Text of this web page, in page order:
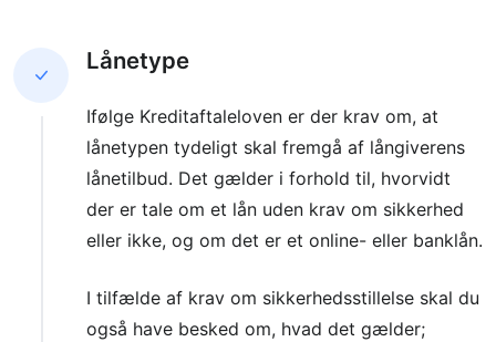
Lånetype
Ifølge Kreditaftaleloven er der krav om, at
lånetypen tydeligt skal fremgå af långiverens
lånetilbud. Det gælder i forhold til, hvorvidt
der er tale om et lån uden krav om sikkerhed
eller ikke, og om det er et online- eller banklån.
I tilfælde af krav om sikkerhedsstillelse skal du
også have besked om, hvad det gælder;